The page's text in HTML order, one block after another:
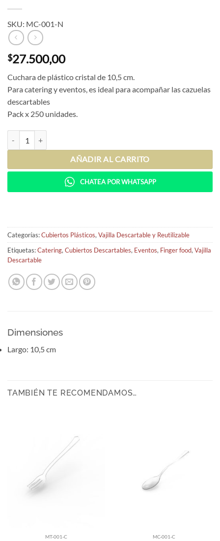
SKU: MC-001-N
$27.500,00
Cuchara de plástico cristal de 10,5 cm.
Para catering y eventos, es ideal para acompañar las cazuelas
descartables
Pack x 250 unidades.
AÑADIR AL CARRITO
CHATEA POR WHATSAPP
Categorías:Cubiertos Plásticos, Vajilla Descartable y Reutilizable
Etiquetas:Catering, Cubiertos Descartables, Eventos, Finger food, Vajilla
Descartable
Dimensiones
Largo: 10,5 cm
TAMBIÉN TE RECOMENDAMOS…
MT-001-C MC-001-C